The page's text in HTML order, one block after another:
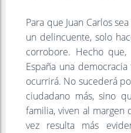
Para que Juan Carlos
un delincuente, solo
corrobore. Hecho
España una
ocurrirá. No sucederá
ciudadano más, sino
familia, viven al margen
vez resulta más